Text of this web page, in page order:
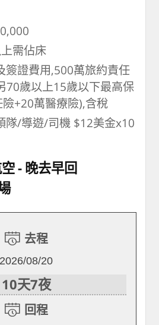
需佔床
簽證費用,500萬旅約責任
70歲以上15歲以下最高保
+20萬醫療險),含稅
隊/導遊/司機 $12美金x10
晚去早回
去程
2026/08/20
10天7夜
回程